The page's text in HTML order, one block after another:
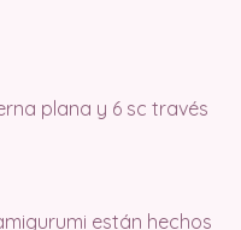
plana y 6 sc través
están hechos